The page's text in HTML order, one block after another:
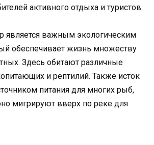
активного отдыха и туристов.
является важным экологическим
обеспечивает жизнь множеству
Здесь обитают различные
и рептилий. Также исток
питания для многих рыб,
мигрируют вверх по реке для